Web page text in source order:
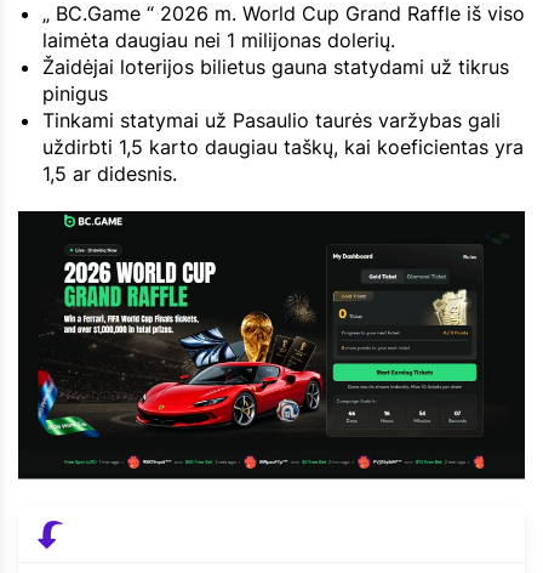
„ BC.Game “ 2026 m. World Cup Grand Raffle iš viso
laimėta daugiau nei 1 milijonas dolerių.
Žaidėjai loterijos bilietus gauna statydami už tikrus
pinigus
Tinkami statymai už Pasaulio taurės varžybas gali
uždirbti 1,5 karto daugiau taškų, kai koeficientas yra
1,5 ar didesnis.